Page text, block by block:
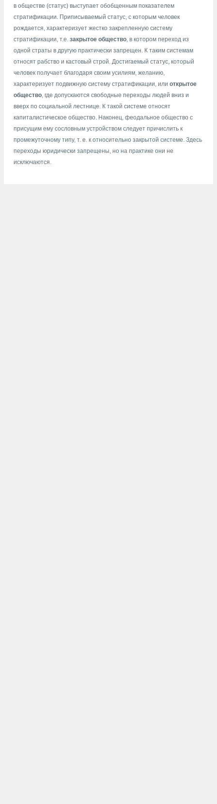
в обществе (статус) выступает обобщенным показателем
стратификации. Приписываемый статус, с которым человек
рождается, характеризует жестко закрепленную систему
стратификации, т.е. закрытое общество, в котором переход из
одной страты в другую практически запрещен. К таким системам
относят рабство и кастовый строй. Достигаемый статус, который
человек получает благодаря своим усилиям, желанию,
характеризует подвижную систему стратификации, или открытое
общество, где допускаются свободные переходы людей вниз и
вверх по социальной лестнице. К такой системе относят
капиталистическое общество. Наконец, феодальное общество с
присущим ему сословным устройством следует причислить к
промежуточному типу, т. е. к относительно закрытой системе. Здесь
переходы юридически запрещены, но на практике они не
исключаются.